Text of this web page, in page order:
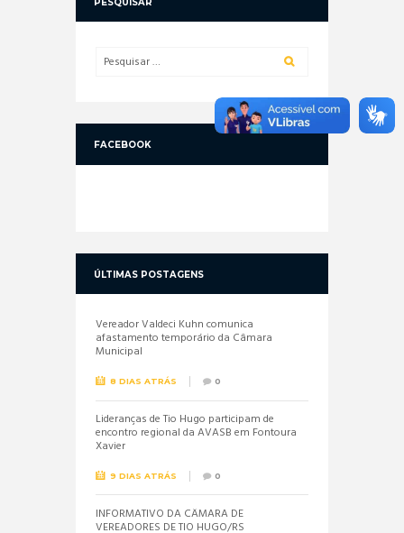
FACEBOOK
ÚLTIMAS POSTAGENS
Vereador Valdeci Kuhn comunica
afastamento temporário da Câmara
Municipal
8 DIAS ATRÁS 0
Lideranças de Tio Hugo participam de
encontro regional da AVASB em Fontoura
Xavier
9 DIAS ATRÁS 0
INFORMATIVO DA CÂMARA DE
VEREADORES DE TIO HUGO/RS